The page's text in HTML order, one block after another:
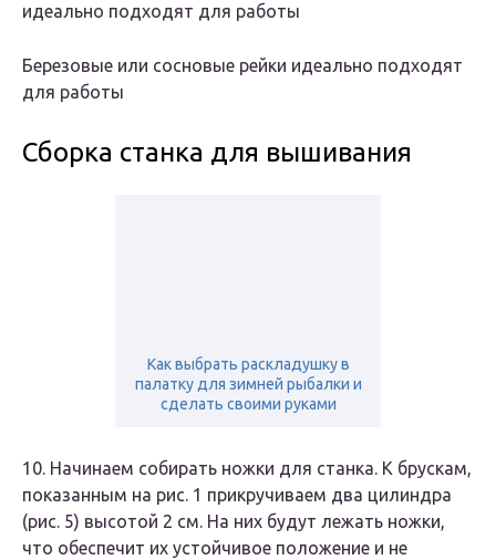
идеально подходят для работы
Березовые или сосновые рейки идеально подходят
для работы
Сборка станка для вышивания
Как выбрать раскладушку в
палатку для зимней рыбалки и
сделать своими руками
10. Начинаем собирать ножки для станка. К брускам,
показанным на рис. 1 прикручиваем два цилиндра
(рис. 5) высотой 2 см. На них будут лежать ножки,
что обеспечит их устойчивое положение и не